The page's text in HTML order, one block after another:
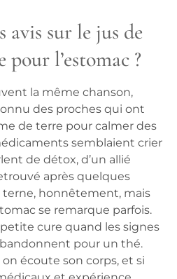
avis sur le jus de
l’estomac ?
la même chanson,
des proches qui ont
de terre pour calmer des
semblaient crier
de détox, d’un allié
après quelques
terne, honnêtement, mais
se remarque parfois.
cure quand les signes
pour un thé.
on écoute son corps, et si